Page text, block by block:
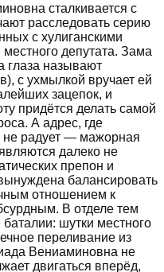
сталкивается с
расследовать серию
с хулиганскими
депутата. Зама
глаза называют
с ухмылкой вручает ей
зацепок, и
придётся делать самой
А адрес, где
не радует — мажорная
далеко не
препон и
балансировать
отношением к
В отделе тем
шутки местного
переливание из
Вениаминовна не
двигаться вперёд,